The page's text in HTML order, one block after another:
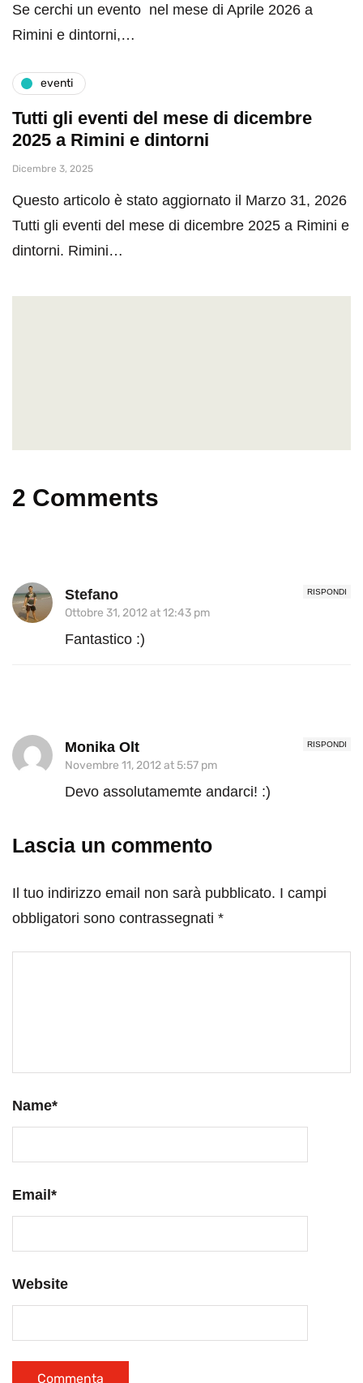
Se cerchi un evento nel mese di Aprile 2026 a
Rimini e dintorni,…
eventi
Tutti gli eventi del mese di dicembre
2025 a Rimini e dintorni
Dicembre 3, 2025
Questo articolo è stato aggiornato il Marzo 31, 2026
Tutti gli eventi del mese di dicembre 2025 a Rimini e
dintorni. Rimini…
2 Comments
RISPONDI
Stefano
Ottobre 31, 2012 at 12:43 pm
Fantastico :)
RISPONDI
Monika Olt
Novembre 11, 2012 at 5:57 pm
Devo assolutamemte andarci! :)
Lascia un commento
Il tuo indirizzo email non sarà pubblicato. I campi
obbligatori sono contrassegnati *
Name*
Email*
Website